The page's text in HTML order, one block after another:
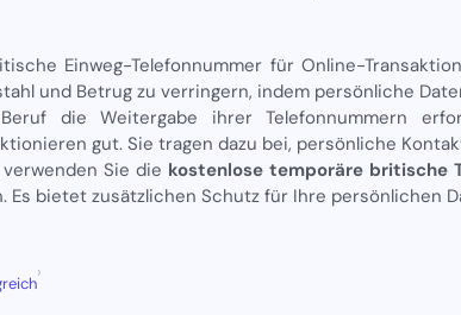
Einweg-Telefonnummer für Online-
und Betrug zu verringern, indem persönliche
die Weitergabe ihrer Telefonnummern
gut. Sie tragen dazu bei, persönliche
Sie die kostenlose temporäre britische
Es bietet zusätzlichen Schutz für Ihre persönlichen
›